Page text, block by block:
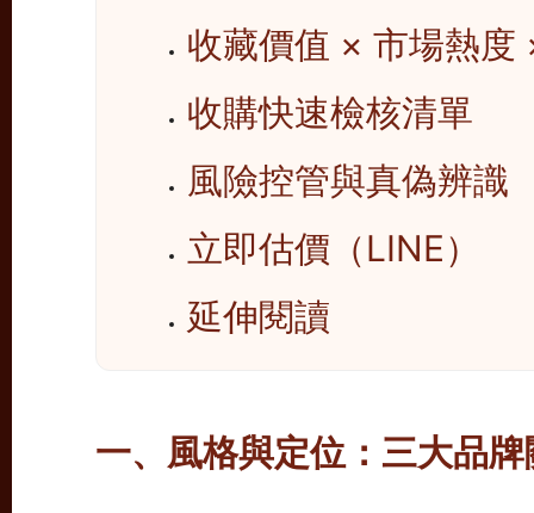
收藏價值 × 市場熱度
收購快速檢核清單
風險控管與真偽辨識
立即估價（LINE）
延伸閱讀
一、風格與定位：三大品